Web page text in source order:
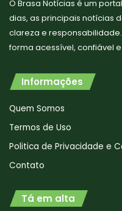
O Brasa Notícias é um
dias, as principais notícias
clareza e
forma acessível, confiável
Informações
Quem Somos
Termos de Uso
Politica de Privacidade e
Contato
Tá em alta